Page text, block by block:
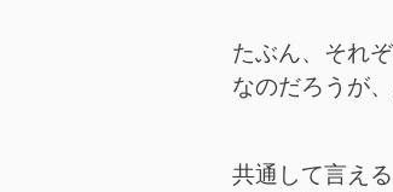
たぶん、それ
なのだろうが
共通して言え